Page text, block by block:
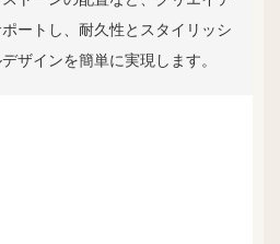
ートし、耐久性とスタイリッシ
ザインを簡単に実現します。